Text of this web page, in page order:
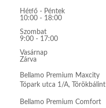
Hétfő - Péntek
10:00 - 18:00
Szombat
9:00 - 17:00
Vasárnap
Zárva
Bellamo Premium Maxcity
Tópark utca 1/A,
Bellamo Premium Comfort